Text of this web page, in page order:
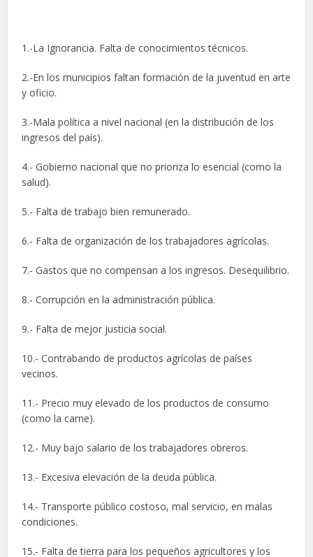
1.-La Ignorancia. Falta de conocimientos técnicos.
2.-En los municipios faltan formación de la juventud en arte
y oficio.
3.-Mala política a nivel nacional (en la distribución de los
ingresos del país).
4.- Gobierno nacional que no prioriza lo esencial (como la
salud).
5.- Falta de trabajo bien remunerado.
6.- Falta de organización de los trabajadores agrícolas.
7.- Gastos que no compensan a los ingresos. Desequilibrio.
8.- Corrupción en la administración pública.
9.- Falta de mejor justicia social.
10.- Contrabando de productos agrícolas de países
vecinos.
11.- Precio muy elevado de los productos de consumo
(como la carne).
12.- Muy bajo salario de los trabajadores obreros.
13.- Excesiva elevación de la deuda pública.
14.- Transporte público costoso, mal servicio, en malas
condiciones.
15.- Falta de tierra para los pequeños agricultores y los